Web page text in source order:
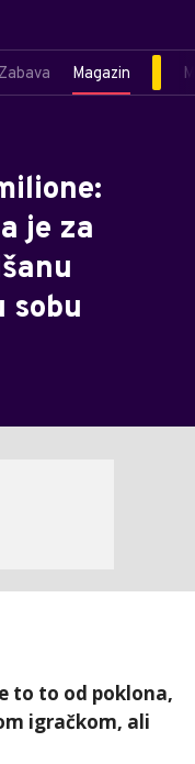
Zabava Magazin
je za
sobu
to to od poklona,
igračkom, ali